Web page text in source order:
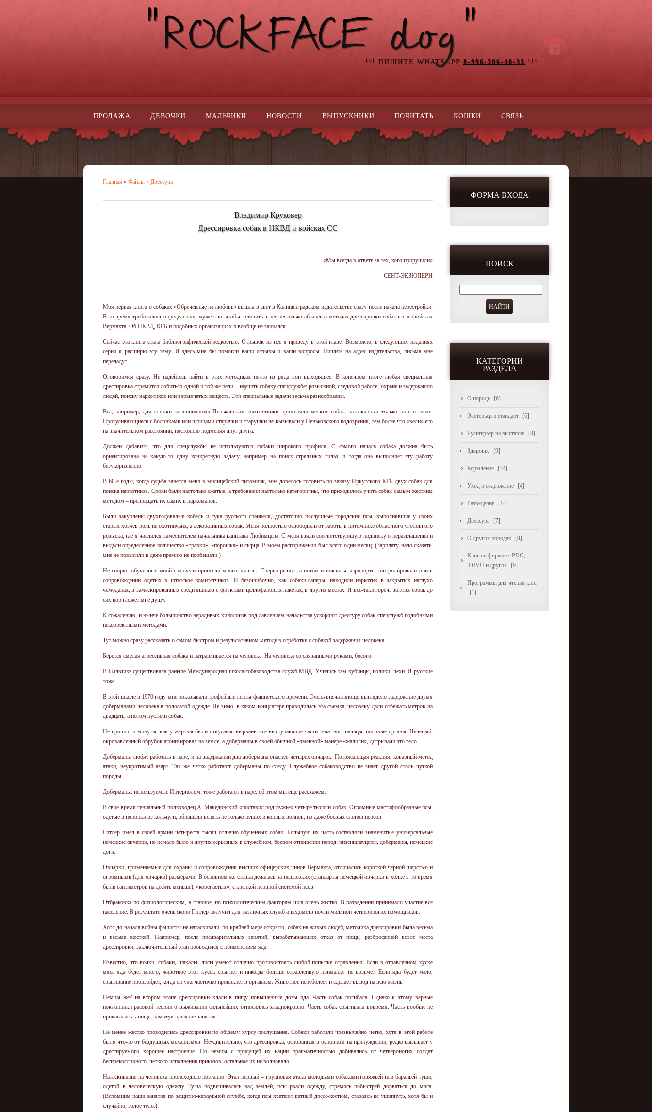
!!! ПИШИТЕ WHATSAPP 8-996-306-40-33 !!!
ПРОДАЖА ДЕВОЧКИ МАЛЬЧИКИ НОВОСТИ ВЫПУСКНИКИ ПОЧИТАТЬ КОШКИ СВЯЗЬ
Главная » Файлы » Дрессура
Владимир Круковер
Дрессировка собак в НКВД и войсках СС
«Мы всегда в ответе за тех, кого приручили»
СЕНТ-ЭКЗЮПЕРИ
Моя первая книга о собаках «Обреченные на любовь» вышла в свет в Калининградском издательстве сразу после начала перестройки.
В то время требовалось определенное мужество, чтобы вставить в нее несколько абзацев о методах дрессировки собак в спецвойсках
Вермахта. Об НКВД, КГБ и подобных организациях я вообще не заикался.
Сейчас эта книга стала библиографической редкостью. Отрывок из нее я приведу в этой главе. Возможно, в следующих изданиях
серии я расширю эту тему. И здесь мне бы помогли ваши отзывы и ваши вопросы. Пишите на адрес издательства, письма мне
передадут.
Оговоримся сразу. Не надейтесь найти в этих методиках нечто из ряда вон выходящее. В конечном итоге любая специальная
дрессировка стремится добиться одной и той же цели – научить собаку спецслужбе: розыскной, следовой работе, охране и задержанию
людей, поиску наркотиков или взрывчатых веществ. Эти специальные задачи весьма разнообразны.
Вот, например, для слежки за «шпионом» Пеньковским комитетчики применяли мелких собак, натасканных только на его запах.
Прогуливающиеся с болонками или шпицами старички и старушки не вызывали у Пеньковского подозрения, тем более что «вели» его
на значительном расстоянии, постоянно подменяя друг друга.
Должен добавить, что для спецслужбы не используются собаки широкого профиля. С самого начала собака должна быть
ориентирована на какую-то одну конкретную задачу, например на поиск стреляных гильз, и тогда она выполняет эту работу
безукоризненно.
В 60-е годы, когда судьба занесла меня в милицейский питомник, мне довелось готовить по заказу Иркутского КГБ двух собак для
поиска наркотиков. Сроки были настолько сжатые, а требования настолько категоричны, что приходилось учить собак самым жестким
методом – превращать их самих в наркоманов.
Были закуплены двухгодовалые кобель и сука русского спаниеля, достаточно послушные городские псы, выполнявшие у своих
старых хозяев роль не охотничьих, а декоративных собак. Меня полностью освободили от работы в питомнике областного уголовного
розыска, где я числился заместителем начальника капитана Любимцева. С меня взяли соответствующую подписку о неразглашении и
выдали определенное количество «травки», «порошка» и сырца. В моем распоряжении был всего один месяц. (Зарплату, надо сказать,
мне не повысили и даже премию не пообещали.)
Не спорю, обученные мной спаниели принесли много пользы. Сперва рынок, а потом и вокзалы, аэропорты контролировали они в
сопровождении одетых в штатское комитетчиков. И безошибочно, как собаки-саперы, находили наркотик в закрытых наглухо
чемоданах, в замаскированных среди ящиков с фруктами целлофановых пакетах, в других местах. И все-таки горечь за этих собак до
сих пор гложет мне душу.
К сожалению, и нынче большинство нерадивых кинологов под давлением начальства ускоряют дрессуру собак спецслужб подобными
некорректными методами.
Тут можно сразу рассказать о самом быстром и результативном методе в отработке с собакой задержания человека.
Берется смелая агрессивная собака и натравливается на человека. На человека со связанными руками, босого.
В Нальчике существовала раньше Международная школа собаководства служб МВД. Учились там кубинцы, поляки, чехи. И русские
тоже.
В этой школе в 1970 году мне показывали трофейные ленты фашистского времени. Очень впечатляюще выглядело задержание двумя
доберманами человека в полосатой одежде. Не знаю, в каком концлагере проводилась эта съемка; человеку дали отбежать метров на
двадцать, а потом пустили собак.
Не прошло и минуты, как у жертвы были откусаны, вырваны все выступающие части тела: нос, пальцы, половые органы. Нелепый,
окровавленный обрубок агонизировал на земле, а доберманы в своей обычной «змеиной» манере «жалили», догрызали это тело.
Доберманы любят работать в паре, и на задержании два добермана опаснее четырех овчарок. Потрясающая реакция, коварный метод
атаки, неукротимый азарт. Так же четко работают доберманы по следу. Служебное собаководство не знает другой столь чуткой
породы.
Доберманы, используемые Интерполом, тоже работают в паре, об этом мы еще расскажем.
В свое время гениальный полководец А. Македонский «поставил под ружье» четыре тысячи собак. Огромные мастифообразные псы,
одетые в попонки из кольчуги, обращали вспять не только пеших и конных воинов, но даже боевых слонов персов.
Гитлер имел в своей армии четыреста тысяч отлично обученных собак. Большую их часть составляли знаменитые универсальные
немецкие овчарки, но немало было и других серьезных в служебном, боевом отношении пород: ризеншнауцеры, доберманы, немецкие
доги.
Овчарки, применяемые для охраны и сопровождения высших офицерских чинов Вермахта, отличались короткой черной шерстью и
огромными (для овчарки) размерами. В основном же ставка делалась на невысоких (стандарты немецкой овчарки в холке в то время
были сантиметров на десять меньше), «коренастых», с крепкой нервной системой псов.
Отбраковка по физиологическим, а главное, по психологическим факторам шла очень жестко. В разведении принимало участие все
население. В результате очень скоро Гитлер получил для различных служб и ведомств почти миллион четвероногих помощников.
Хотя до начала войны фашисты не натаскивали, по крайней мере открыто, собак на живых людей, методика дрессировки была весьма
и весьма жесткой. Например, после предварительных занятий, вырабатывающих отказ от пищи, разбросанной возле места
дрессировки, заключительный этап проводился с применением яда.
Известно, что волки, собаки, шакалы, лисы умеют отлично противостоять любой попытке отравления. Если в отравленном куске
мяса яда будет много, животное этот кусок срыгнет и никогда больше отравленную приманку не возьмет. Если яда будет мало,
срыгивание произойдет, когда он уже частично проникнет в организм. Животное переболеет и сделает вывод на всю жизнь.
Немцы же? на втором этапе дрессировки клали в пищу повышенные дозы яда. Часть собак погибала. Однако к этому верные
поклонники расовой теории о выживании сильнейших относились хладнокровно. Часть собак срыгивала вовремя. Часть вообще не
прикасалась к пище, памятуя прежние занятия.
Не менее жестко проводились дрессировки по общему курсу послушания. Собаки работали чрезвычайно четко, хотя в этой работе
было что-то от бездушных механизмов. Неудивительно, что дрессировка, основанная в основном на принуждении, редко вызывает у
дрессируемого хорошее настроение. Но немцы с присущей их нации прагматичностью добивались от четвероногих солдат
беспрекословного, четкого исполнения приказов, остальное их не волновало.
Натаскивание на человека происходило поэтапно. Этап первый – групповая атака молодыми собаками говяжьей или бараньей туши,
одетой в человеческую одежду. Туша подвешивалась над землей, псы рвали одежду, стремясь побыстрей дорваться до мяса.
(Вспомним наши занятия по защитно-караульной службе, когда псы хватают ватный дресс-костюм, стараясь не ущипнуть, хотя бы и
случайно, голое тело.)
ФОРМА ВХОДА
ПОИСК
КАТЕГОРИИ
РАЗДЕЛА
О породе [6]
Экстерьер и стандарт [6]
Бультерьер на выставке [8]
Здоровье [9]
Кормление [34]
Уход и содержание [4]
Разведение [14]
Дрессура [7]
О других породах [9]
Книги в формате .PDG,
.DJVU и других
[9]
Программы для чтения книг
[1]